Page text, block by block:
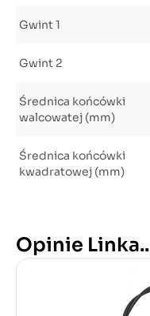
Gwint 1
Gwint 2
Średnica końcówki
walcowatej (mm)
Średnica końcówki
kwadratowej (mm)
Opinie Linka..